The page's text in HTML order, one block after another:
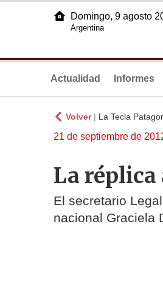
Domingo, 9 agosto
Argentina
Actualidad Informes
Volver| La Tecla
21 de septiembre de
La réplica
El secretario
nacional Graciela